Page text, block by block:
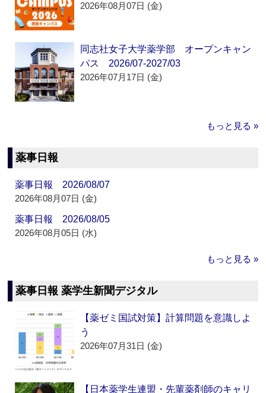
2026年08月07日 (金)
同志社女子大学薬学部 オープンキャン
パス 2026/07-2027/03
2026年07月17日 (金)
もっと見る »
薬事日報
薬事日報 2026/08/07
2026年08月07日 (金)
薬事日報 2026/08/05
2026年08月05日 (水)
もっと見る »
薬事日報 薬学生新聞デジタル
【薬ゼミ国試対策】計算問題を意識しよ
う
2026年07月31日 (金)
【日本薬学生連盟・先輩薬剤師のキャリ